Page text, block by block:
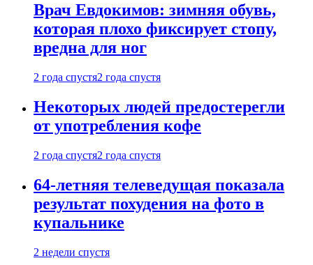
Врач Евдокимов: зимняя обувь,
которая плохо фиксирует стопу,
вредна для ног
2 года спустя2 года спустя
Некоторых людей предостерегли
от употребления кофе
2 года спустя2 года спустя
64-летняя телеведущая показала
результат похудения на фото в
купальнике
2 недели спустя